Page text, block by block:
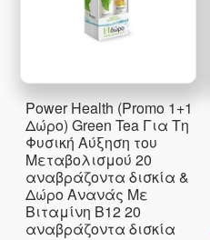
Power Health (Promo 1+1
Δώρο) Green Tea Για Τη
Φυσική Αύξηση του
Μεταβολισμού 20
αναβράζοντα δισκία &
Δώρο Ανανάς Με
Βιταμίνη Β12 20
αναβράζοντα δισκία